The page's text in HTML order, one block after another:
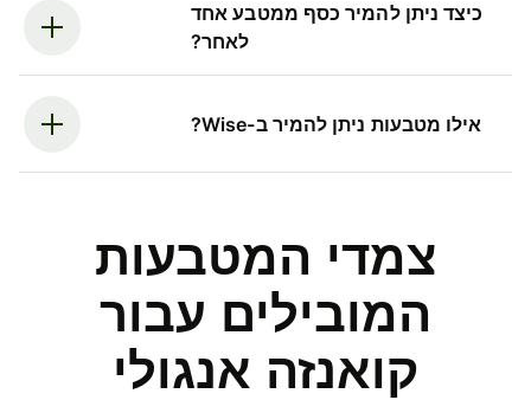
כיצד ניתן להמיר כסף ממטבע אחד
לאחר?
אילו מטבעות ניתן להמיר ב-Wise?
צמדי המטבעות
המובילים עבור
קואנזה אנגולי